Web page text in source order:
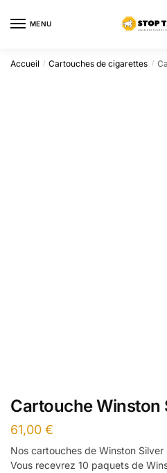
navigation
MENU
Accueil / Cartouches de cigarettes /
Cartouche Winston
61,00 €
Nos cartouches de Winston
Vous recevrez 10 paquets de